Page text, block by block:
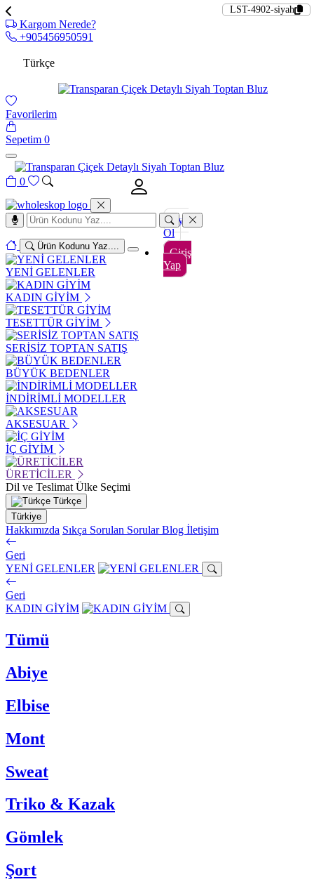
Kargom Nerede?
+905456950591
Türkçe
Favorilerim
Sepetim 0
0
Üye
Ol
Giriş
Yap
Ürün Kodunu Yaz....
YENİ GELENLER
KADIN GİYİM
TESETTÜR GİYİM
SERİSİZ TOPTAN SATIŞ
BÜYÜK BEDENLER
İNDİRİMLİ MODELLER
AKSESUAR
İÇ GİYİM
ÜRETİCİLER
Dil ve Teslimat Ülke Seçimi
Türkçe
Türkiye
Hakkımızda Sıkça Sorulan SorularBlog İletişim
Geri
YENİ GELENLER
Geri
KADIN GİYİM
Tümü
Abiye
Elbise
Mont
Sweat
Triko & Kazak
Gömlek
Şort
LST-4902-siyah